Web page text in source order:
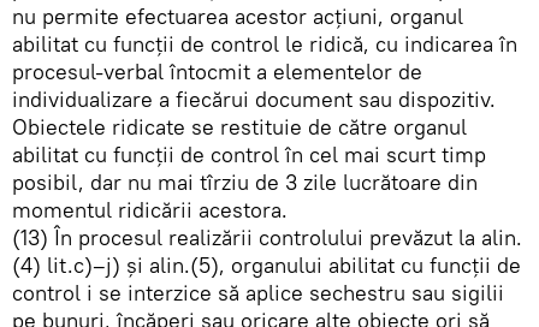
nu permite efectuarea acestor acţiuni, organul
abilitat cu funcţii de control le ridică, cu indicarea în
procesul-verbal întocmit a elementelor de
individualizare a fiecărui document sau dispozitiv.
Obiectele ridicate se restituie de către organul
abilitat cu funcţii de control în cel mai scurt timp
posibil, dar nu mai tîrziu de 3 zile lucrătoare din
momentul ridicării acestora.
(13) În procesul realizării controlului prevăzut la alin.
(4) lit.c)–j) şi alin.(5), organului abilitat cu funcţii de
control i se interzice să aplice sechestru sau sigilii
pe bunuri, încăperi sau oricare alte obiecte ori să